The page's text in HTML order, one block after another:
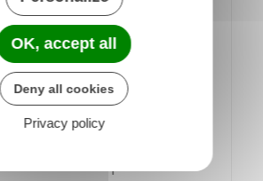
CIRCULATION (HC)
l'épreuve HC est de
connaissances
des transports et de
OK, accept all
Deny all cookies
Privacy policy